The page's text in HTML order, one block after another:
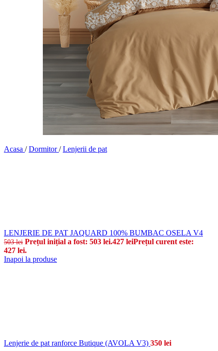
Acasa / Dormitor/ Lenjerii de pat
LENJERIE DE PAT JAQUARD 100% BUMBAC OSELA V4
503lei Prețul inițial a fost: 503 lei.427 leiPrețul curent este:
427 lei.
Inapoi la produse
Lenjerie de pat ranforce Butique (AVOLA V3) 350 lei